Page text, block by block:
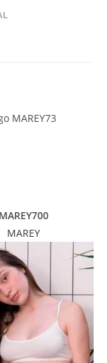
MAREY73
MAREY700
MAREY